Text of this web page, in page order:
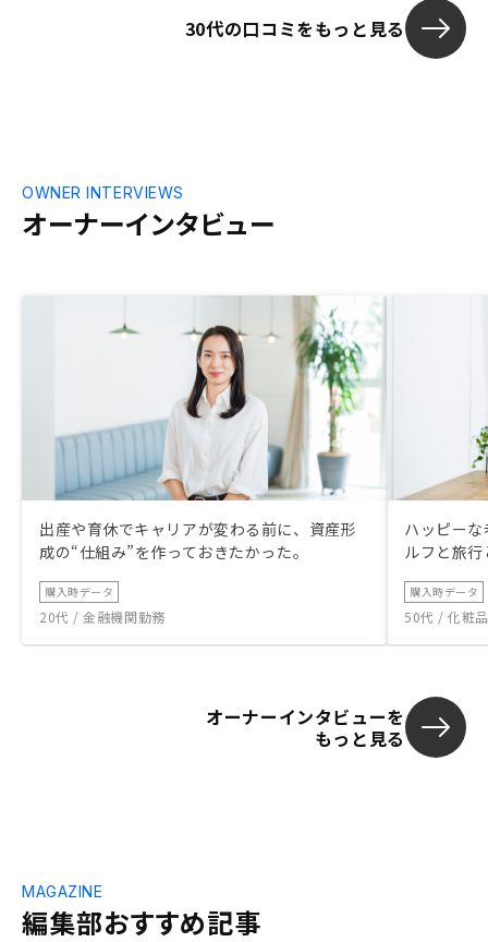
30代の口コミをもっと見る
オーナーインタビュー
OWNER INTERVIEWS
出産や育休でキャリアが変わる前に、資産形
成の“仕組み”を作っておきたかった。
購入時データ
20代 / 金融機関勤務
ハッピー
ルフと旅
購入時データ
50代 / 化粧
オーナーインタビューを
もっと見る
編集部おすすめ記事
MAGAZINE